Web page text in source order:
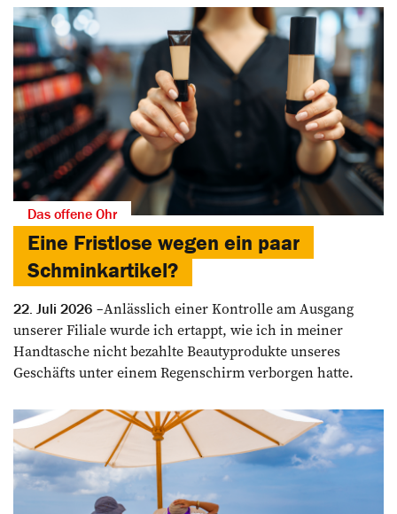
Das offene Ohr
Eine Fristlose wegen ein paar
Schminkartikel?
22. Juli 2026
Anlässlich einer Kontrolle am Ausgang
unserer Filiale wurde ich ertappt, wie ich in meiner
Handtasche nicht bezahlte Beautyprodukte unseres
Geschäfts unter einem Regenschirm verborgen hatte.